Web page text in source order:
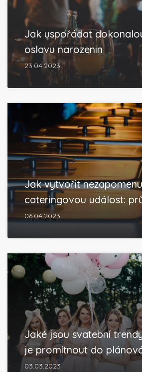
Jak uspořádat
oslavu narozenin
23.04.2023
Jak vytvořit
cateringovou událost:
06.04.2023
Jaké jsou svatební
je promítnout do
03.03.2023